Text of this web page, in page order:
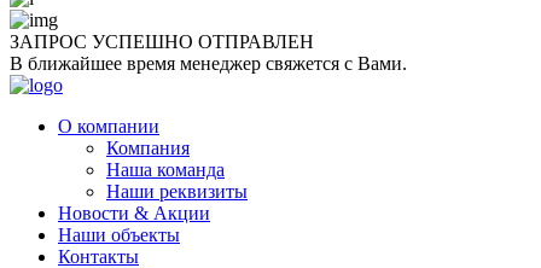
ЗАПРОС УСПЕШНО ОТПРАВЛЕН
В ближайшее время менеджер свяжется с Вами.
О компании
Компания
Наша команда
Наши реквизиты
Новости & Акции
Наши объекты
Контакты